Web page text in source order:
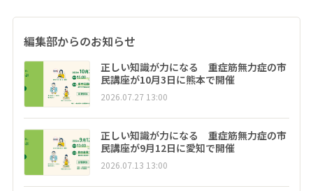
編集部からのお知らせ
正しい知識が力になる 重症筋無力症の市
民講座が10月3日に熊本で開催
2026.07.27 13:00
正しい知識が力になる 重症筋無力症の市
民講座が9月12日に愛知で開催
2026.07.13 13:00